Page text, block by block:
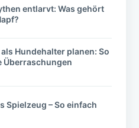
entlarvt: Was gehört
Hundehalter planen: So
Überraschungen
Spielzeug – So einfach